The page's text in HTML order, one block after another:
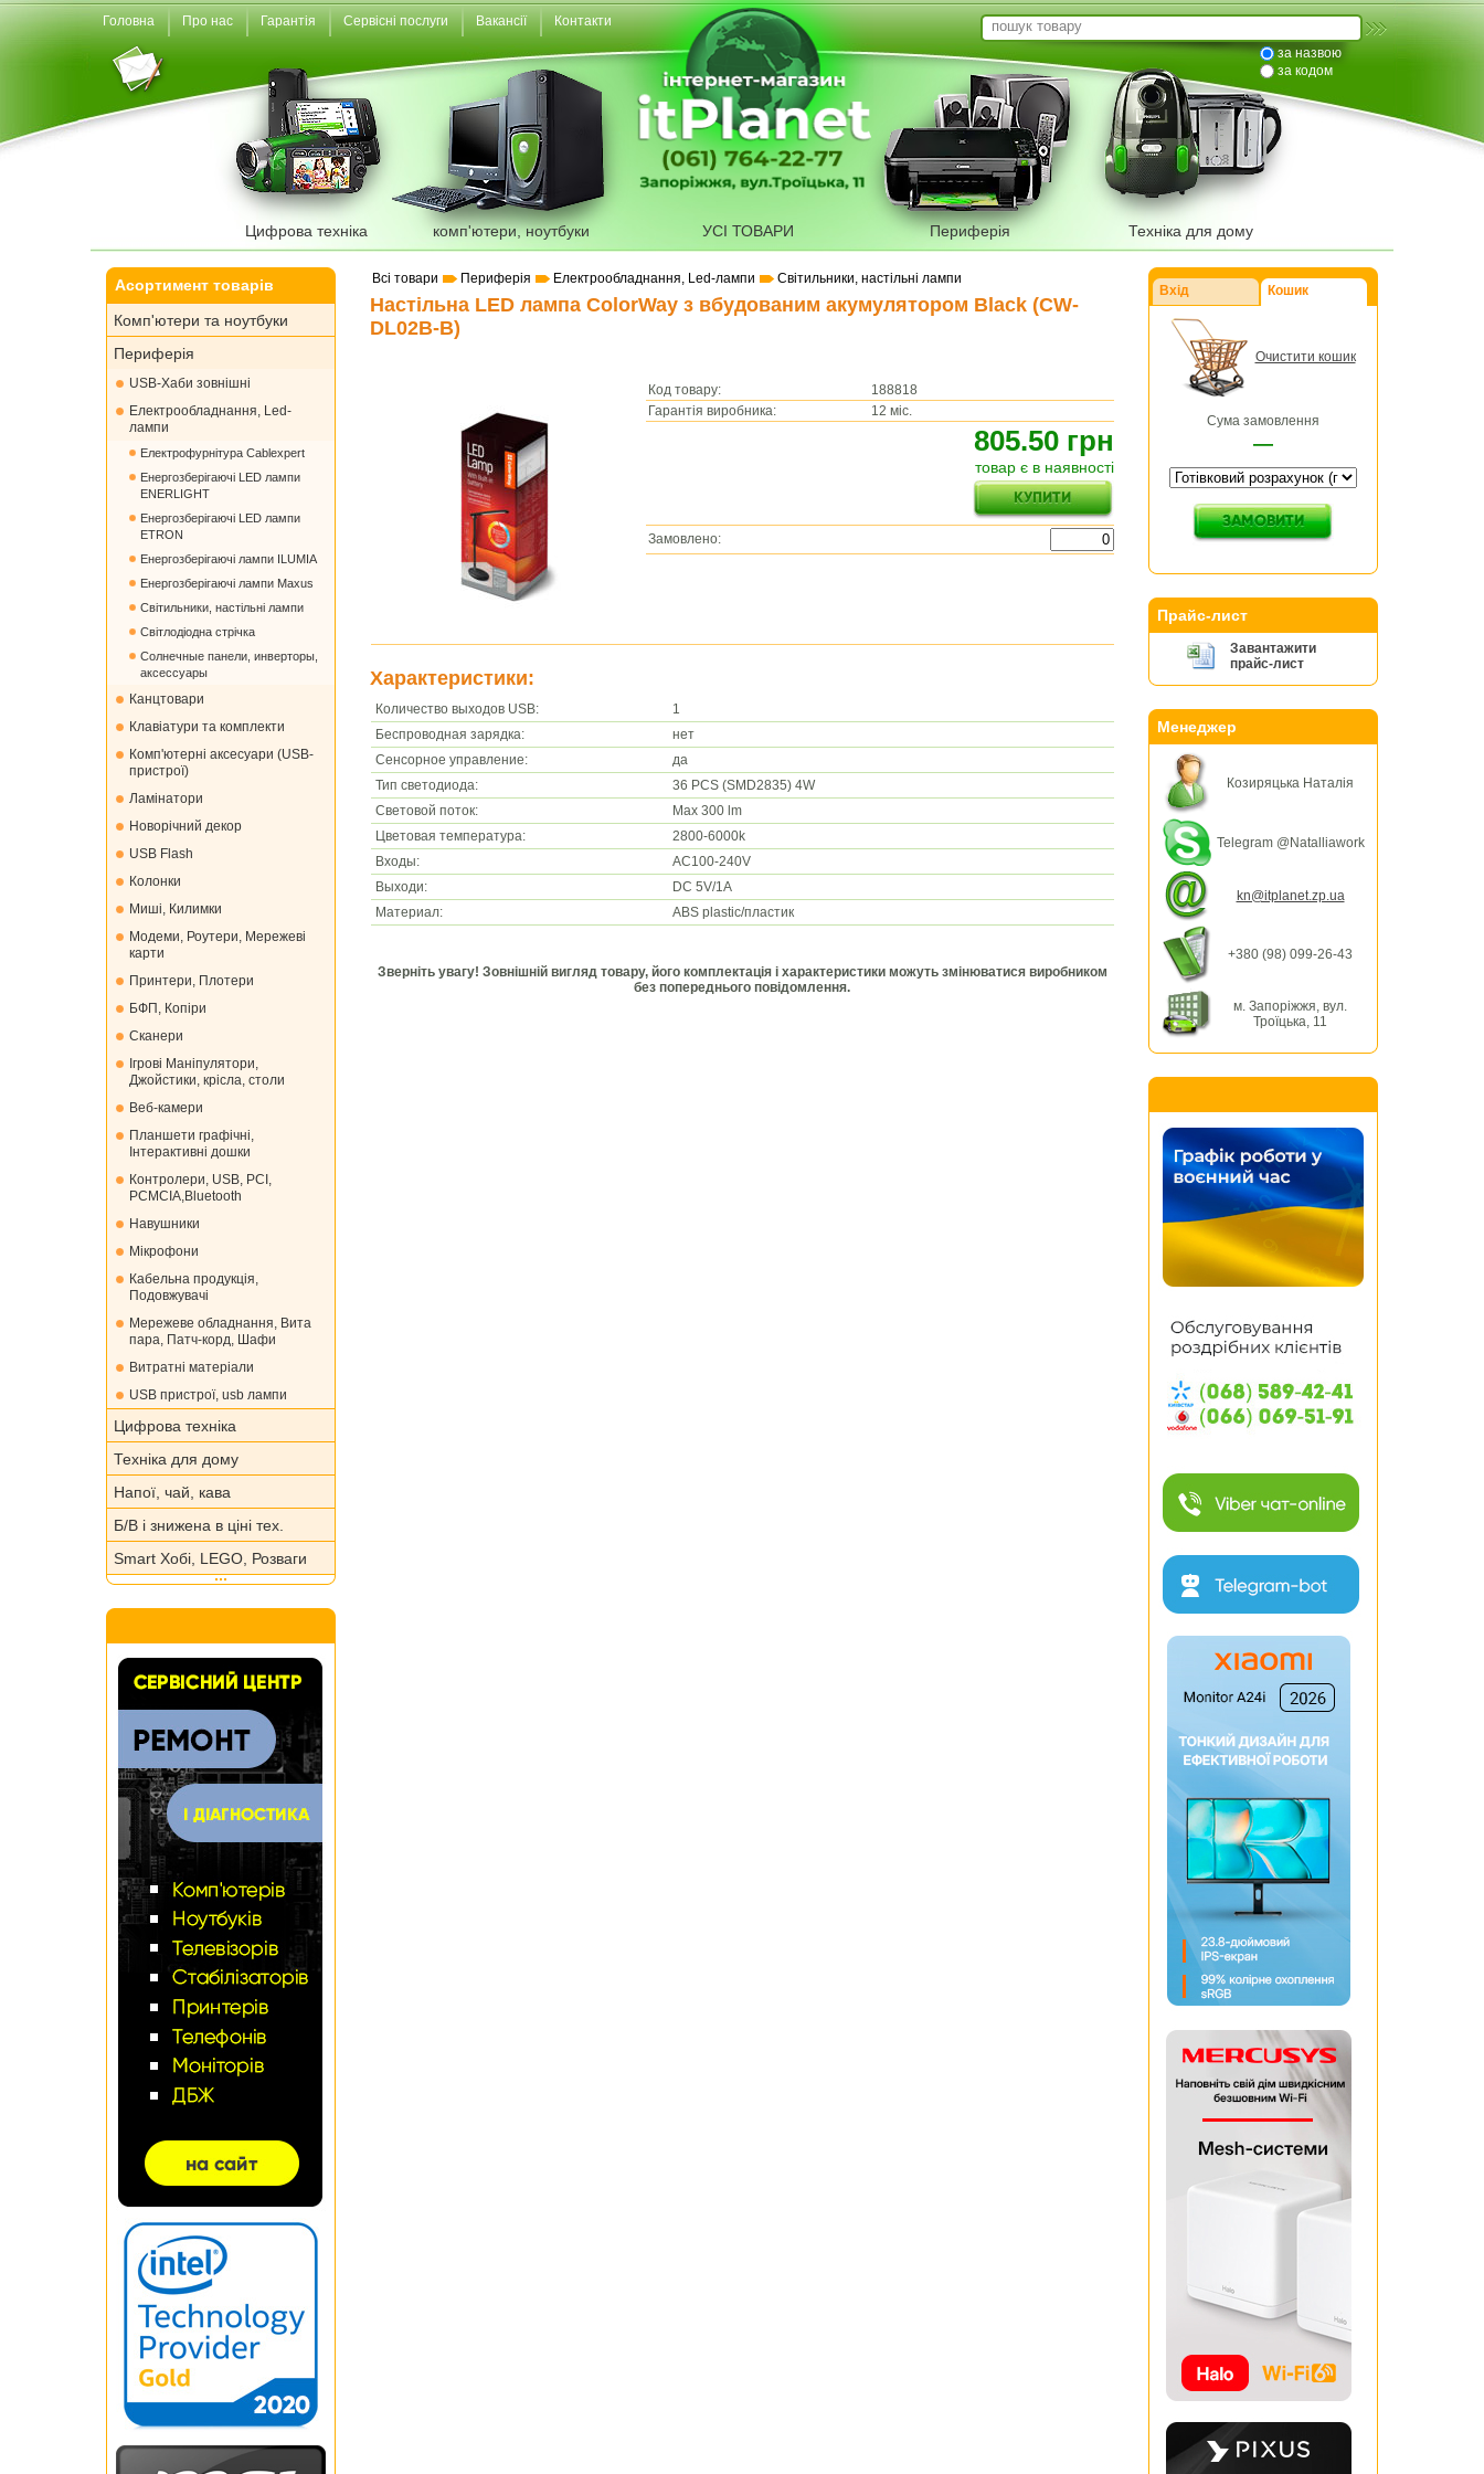
Головна Про нас Гарантія Сервісні послуги Вакансії Контакти
Цифрова техніка комп'ютери, ноутбуки УСІ ТОВАРИ Периферія Техніка для дому
за назвою
за кодом
Асортимент товарів
Комп'ютери та ноутбуки
Периферія
USB-Хаби зовнішні
Електрообладнання, Led-
лампи
Електрофурнітура Cablexpert
Енергозберігаючі LED лампи
ENERLIGHT
Енергозберігаючі LED лампи
ETRON
Енергозберігаючі лампи ILUMIA
Енергозберігаючі лампи Maxus
Світильники, настільні лампи
Світлодіодна стрічка
Солнечные панели, инверторы,
аксессуары
Канцтовари
Клавіатури та комплекти
Комп'ютерні аксесуари (USB-
пристрої)
Ламінатори
Новорічний декор
USB Flash
Колонки
Миші, Килимки
Модеми, Роутери, Мережеві
карти
Принтери, Плотери
БФП, Копіри
Сканери
Ігрові Маніпулятори,
Джойстики, крісла, столи
Веб-камери
Планшети графічні,
Інтерактивні дошки
Контролери, USB, PCI,
PCMCIA,Bluetooth
Навушники
Мікрофони
Кабельна продукція,
Подовжувачі
Мережеве обладнання, Вита
пара, Патч-корд, Шафи
Витратні матеріали
USB пристрої, usb лампи
Цифрова техніка
Техніка для дому
Напої, чай, кава
Б/В і знижена в ціні тех.
Smart Хобі, LEGO, Розваги
Всі товари Периферія Електрообладнання, Led-лампи Світильники, настільні лампи
Настільна LED лампа ColorWay з вбудованим акумулятором Black (CW-
DL02B-B)
Код товару:
188818
Гарантія виробника:
12 міс.
805.50 грн
товар є в наявності
Замовлено:
Характеристики:
Количество выходов USB:
1
Беспроводная зарядка:
нет
Сенсорное управление:
да
Тип светодиода:
36 PCS (SMD2835) 4W
Световой поток:
Max 300 lm
Цветовая температура:
2800-6000k
Входы:
AC100-240V
Выходи:
DC 5V/1A
Материал:
ABS plastic/пластик
Зверніть увагу! Зовнішній вигляд товару, його комплектація і характеристики можуть змінюватися виробником
без попереднього повідомлення.
Вхід Кошик
Очистити кошик
Сума замовлення
—
Прайс-лист
Завантажити
прайс-лист
Менеджер
Козиряцька Наталія
Telegram @Natalliawork
kn@itplanet.zp.ua
+380 (98) 099-26-43
м. Запоріжжя, вул.
Троїцька, 11